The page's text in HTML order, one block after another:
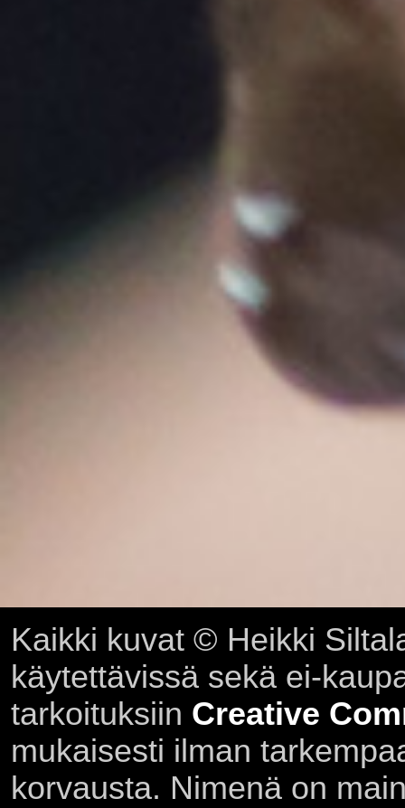
Kaikki kuvat © Heikki
käytettävissä sekä ei-
tarkoituksiin Creative
mukaisesti ilman
korvausta. Nimenä on